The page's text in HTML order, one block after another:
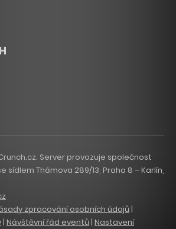
Server provozuje společnost
sídlem Thámova 289/13, Praha 8 – Karlín,
zpracování osobních údajů |
| Návštěvní řád eventů | Nastavení